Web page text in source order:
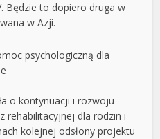
Będzie to dopiero druga w
w Azji.
psychologiczną dla
o kontynuacji i rozwoju
rehabilitacyjnej dla rodzin i
kolejnej odsłony projektu